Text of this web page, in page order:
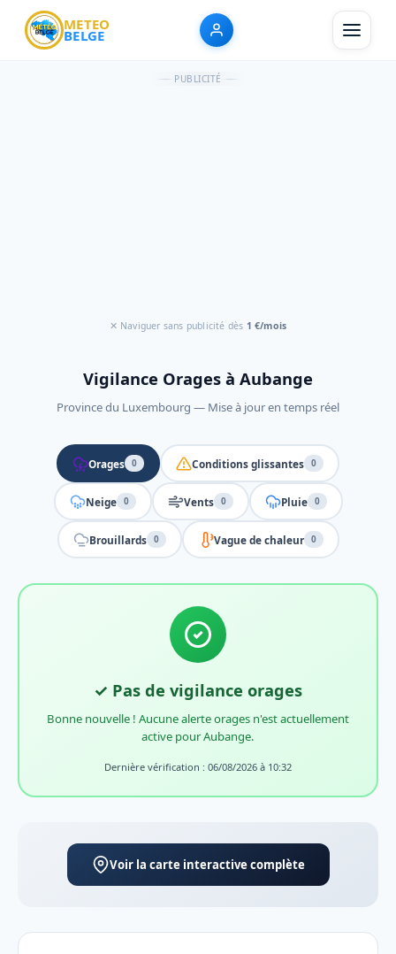
METEO
BELGE
PUBLICITÉ
✕ Naviguer sans publicité dès 1 €/mois
Vigilance Orages à Aubange
Province du Luxembourg — Mise à jour en temps réel
Orages 0 Conditions glissantes 0
Neige 0 Vents 0 Pluie 0
Brouillards 0 Vague de chaleur 0
✓ Pas de vigilance orages
Bonne nouvelle ! Aucune alerte orages n'est actuellement
active pour Aubange.
Dernière vérification : 06/08/2026 à 10:32
Voir la carte interactive complète